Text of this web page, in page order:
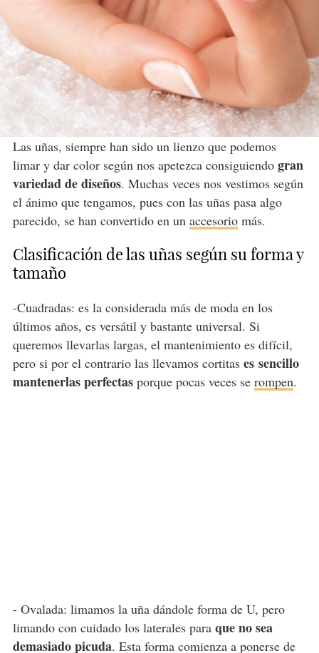
Las uñas, siempre han sido un lienzo que podemos
limar y dar color según nos apetezca consiguiendo gran
variedad de diseños. Muchas veces nos vestimos según
el ánimo que tengamos, pues con las uñas pasa algo
parecido, se han convertido en un accesoriomás.
Clasificación de las uñas según su forma y
tamaño
-Cuadradas: es la considerada más de moda en los
últimos años, es versátil y bastante universal. Si
queremos llevarlas largas, el mantenimiento es difícil,
pero si por el contrario las llevamos cortitas es sencillo
mantenerlas perfectasporque pocas veces se rompen.
- Ovalada: limamos la uña dándole forma de U, pero
limando con cuidado los laterales para que no sea
demasiado picuda. Esta forma comienza a ponerse de